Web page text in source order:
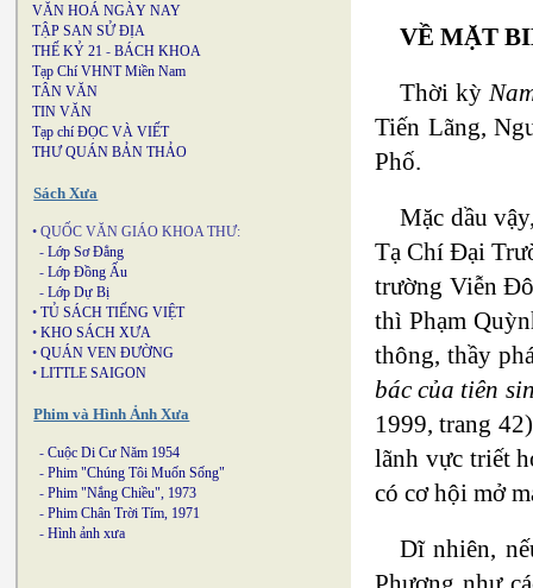
VĂN HOÁ NGÀY NAY
TẬP SAN SỬ ĐỊA
THẾ KỶ 21 - BÁCH KHOA
Tạp Chí VHNT Miền Nam
TÂN VĂN
TIN VĂN
Tạp chí ĐỌC VÀ VIẾT
THƯ QUÁN BẢN THẢO
Sách Xưa
• QUỐC VĂN GIÁO KHOA THƯ:
- Lớp Sơ Đẳng
- Lớp Đồng Ấu
- Lớp Dự Bị
• TỦ SÁCH TIẾNG VIỆT
• KHO SÁCH XƯA
• QUÁN VEN ĐƯỜNG
• LITTLE SAIGON
Phim và Hình Ảnh Xưa
- Cuộc Di Cư Năm 1954
- Phim "Chúng Tôi Muốn Sống"
- Phim "Nắng Chiều", 1973
- Phim Chân Trời Tím, 1971
- Hình ảnh xưa
VỀ MẶT
Thời kỳ
Tiến Lãng,
Phố.
Mặc dầu
Tạ Chí Đại
trường Viễn
thì Phạm
thông, thầy
bác của tiên
1999, trang
lãnh vực triết
có cơ hội mở
Dĩ nhiên,